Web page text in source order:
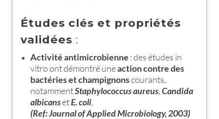
Études clés et propriétés
validées :
Activité antimicrobienne : des études in
vitro ont démontré uneaction contre des
bactéries et champignonscourants,
notammentStaphylococcus aureus,Candida
albicansetE. coli.
(Ref: Journal of Applied Microbiology, 2003)